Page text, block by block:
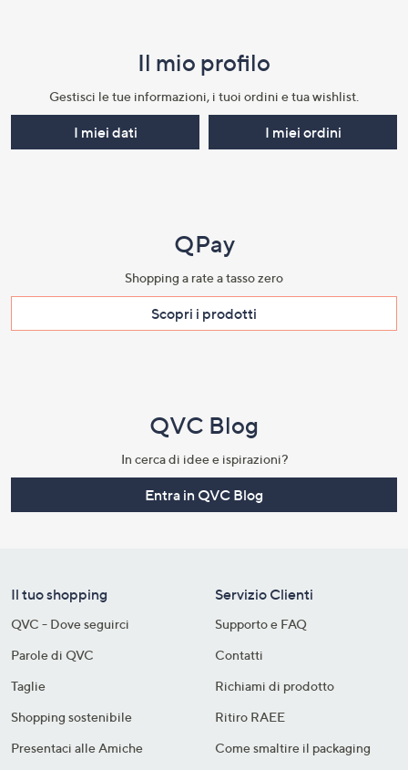
Il mio profilo​
Gestisci le tue informazioni, i tuoi ordini e tua wishlist.​
I miei dati I miei ordini
QPay
Shopping a rate a tasso zero​
Scopri i prodotti​
QVC Blog
In cerca di idee e ispirazioni?
Entra in QVC Blog
Il tuo shopping
QVC - Dove seguirci
Parole di QVC
Taglie
Shopping sostenibile​
Presentaci alle Amiche
Servizio Clienti
Supporto e FAQ
Contatti
Richiami di prodotto
Ritiro RAEE
Come smaltire il packaging​